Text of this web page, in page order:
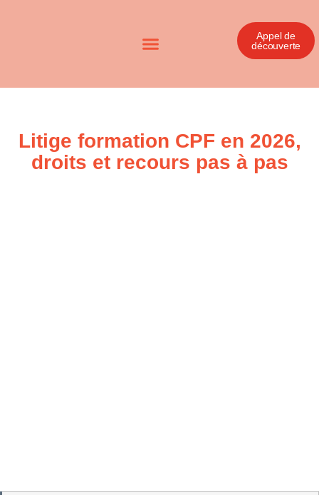
Appel de
découverte
Litige formation CPF en 2026,
droits et recours pas à pas